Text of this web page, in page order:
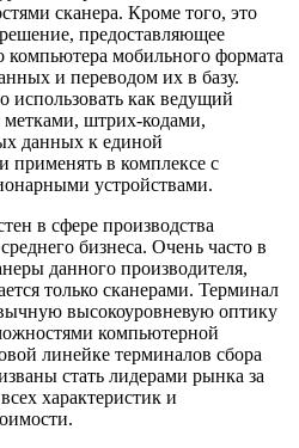
сканера. Кроме того, это
предоставляющее
мобильного формата
и переводом их в базу.
использовать как ведущий
метками, штрих-кодами,
данных к единой
применять в комплексе с
устройствами.
в сфере производства
бизнеса. Очень часто в
данного производителя,
только сканерами. Терминал
высокоуровневую оптику
компьютерной
линейке терминалов сбора
стать лидерами рынка за
характеристик и